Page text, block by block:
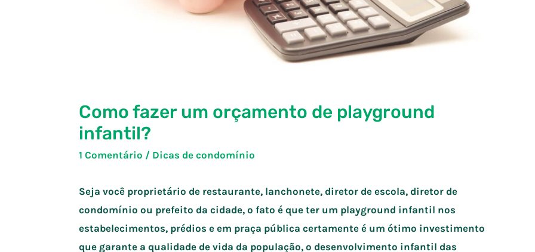
Como fazer um orçamento de playground
infantil?
1 Comentário / Dicas de condomínio
Seja você proprietário de restaurante, lanchonete, diretor de escola, diretor de
condomínio ou prefeito da cidade, o fato é que ter um playground infantil nos
estabelecimentos, prédios e em praça pública certamente é um ótimo investimento
que garante a qualidade de vida da população, o desenvolvimento infantil das